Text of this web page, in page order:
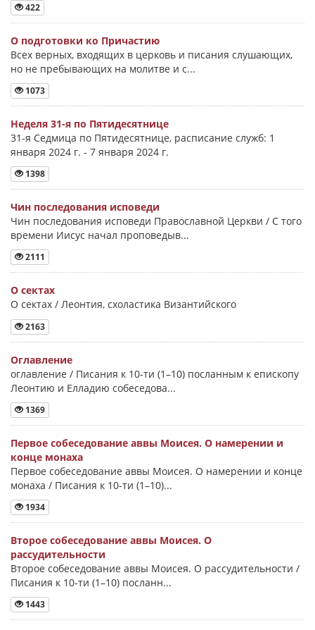
422
О подготовки ко Причастию
Всех верных, входящих в церковь и писания слушающих,
но не пребывающих на молитве и с...
1073
Неделя 31-я по Пятидесятнице
31-я Седмица по Пятидесятнице, расписание служб: 1
января 2024 г. - 7 января 2024 г.
1398
Чин последования исповеди
Чин последования исповеди Православной Церкви / С того
времени Иисус начал проповедыв...
2111
О сектах
О сектах / Леонтия, схоластика Византийского
2163
Оглавление
оглавление / Писания к 10-ти (1–10) посланным к епископу
Леонтию и Елладию собеседова...
1369
Первое собеседование аввы Моисея. О намерении и
конце монаха
Первое собеседование аввы Моисея. О намерении и конце
монаха / Писания к 10-ти (1–10)...
1934
Второе собеседование аввы Моисея. О
рассудительности
Второе собеседование аввы Моисея. О рассудительности /
Писания к 10-ти (1–10) посланн...
1443